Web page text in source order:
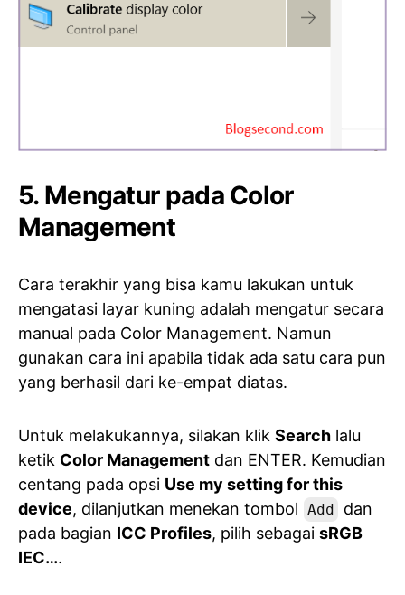
5. Mengatur pada Color
Management
Cara terakhir yang bisa kamu lakukan untuk
mengatasi layar kuning adalah mengatur secara
manual pada Color Management. Namun
gunakan cara ini apabila tidak ada satu cara pun
yang berhasil dari ke-empat diatas.
Untuk melakukannya, silakan klik Search lalu
ketik Color Management dan ENTER. Kemudian
centang pada opsi Use my setting for this
device, dilanjutkan menekan tombol Add
dan
pada bagian ICC Profiles, pilih sebagai sRGB
IEC….